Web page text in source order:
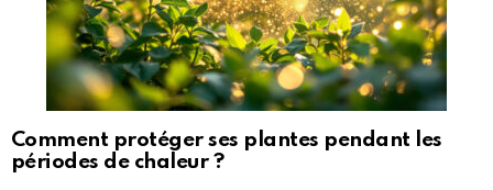
Comment protéger ses plantes pendant les
périodes de chaleur ?